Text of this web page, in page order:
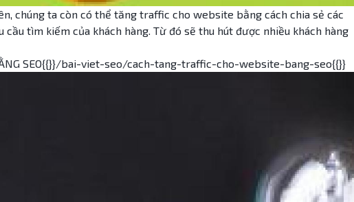
chúng ta còn có thể tăng traffic cho website bằng cách chia sẻ các
tìm kiếm của khách hàng. Từ đó sẽ thu hút được nhiều khách hàng
BẰNG SEO{{}}/bai-viet-seo/cach-tang-traffic-cho-website-bang-seo{{}}